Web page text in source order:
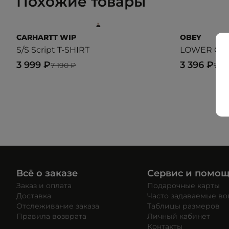
CARHARTT WIP
S/S Script T-SHIRT
7 190 ₽
3 999 ₽
OBEY
LOWER
7
3 396 ₽
Всё о заказе
Заказ и оплата
Доставка
Отслеживание заказа
Правила возврата
Сервис и
Подарочные карты
Часто задаваемые
Таблицы размеров
Личный кабинет
Контакты